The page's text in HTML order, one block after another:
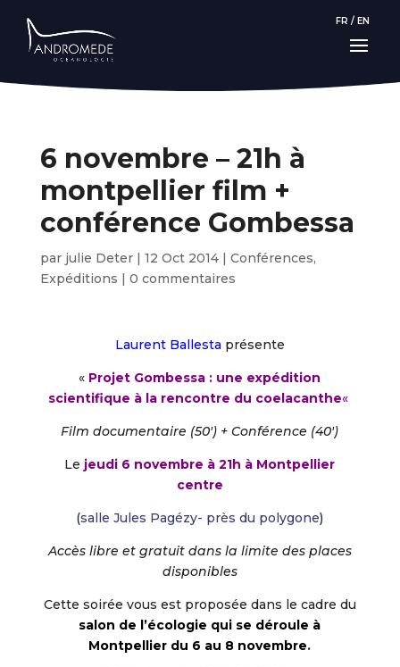
FR / EN
6 novembre – 21h à
montpellier film +
conférence Gombessa
par julie Deter| 12 Oct 2014| Conférences,
Expéditions | 0 commentaires
Laurent Ballesta présente
« Projet Gombessa : une expédition
scientifique à la rencontre du coelacanthe«
Film documentaire (50′) + Conférence (40′)
Le jeudi 6 novembre à 21h à Montpellier
centre
(salle Jules Pagézy- près du polygone)
Accès libre et gratuit dans la limite des places
disponibles
Cette soirée vous est proposée dans le cadre du
salon de l’écologie qui se déroule à
Montpellier du 6 au 8 novembre.